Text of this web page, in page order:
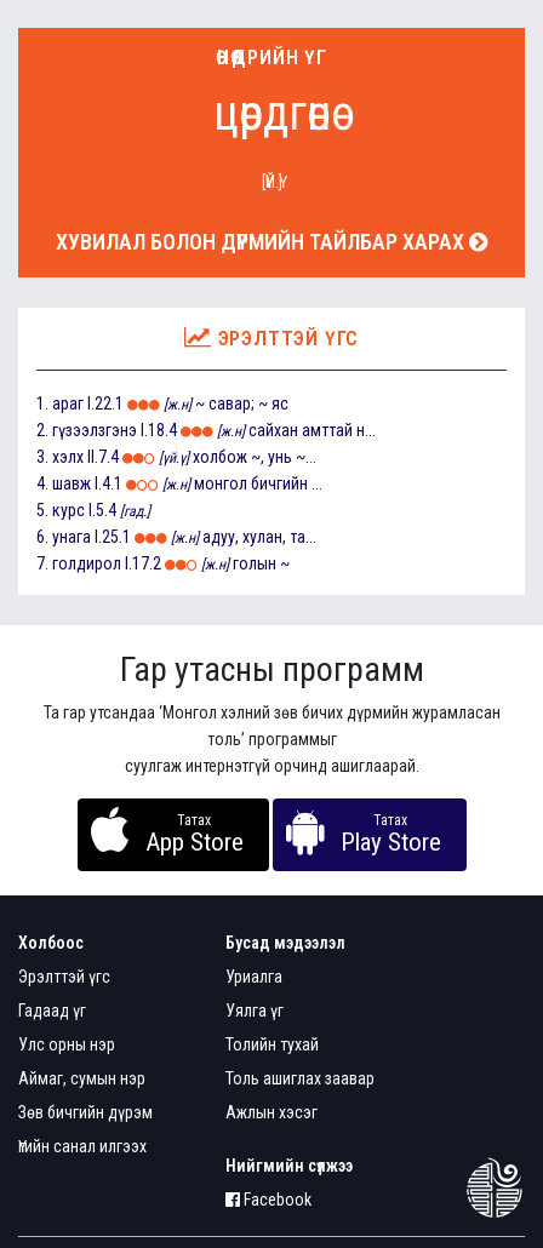
ӨНӨӨДРИЙН ҮГ
цөрдгөнө
[ҮЙ.Ү]
ХУВИЛАЛ БОЛОН ДҮРМИЙН ТАЙЛБАР ХАРАХ
ЭРЭЛТТЭЙ ҮГС
1. араг I.22.1 [ж.н] ~ савар; ~ яс
2. гүзээлзгэнэ I.18.4 [ж.н] сайхан амттай н...
3. хэлх II.7.4 [үй.ү] холбож ~, унь ~...
4. шавж I.4.1 [ж.н] монгол бичгийн ...
5. курс I.5.4 [гад.]
6. унага I.25.1 [ж.н] адуу, хулан, та...
7. голдирол I.17.2 [ж.н] голын ~
Гар утасны программ
Та гар утсандаа ‘Монгол хэлний зөв бичих дүрмийн журамласан
толь’ программыг
суулгаж интернэтгүй орчинд ашиглаарай.
Татах
App Store
Татах
Play Store
Холбоос
Эрэлттэй үгс
Гадаад үг
Улс орны нэр
Аймаг, сумын нэр
Зөв бичгийн дүрэм
Үгийн санал илгээх
Бусад мэдээлэл
Уриалга
Уялга үг
Толийн тухай
Толь ашиглах заавар
Ажлын хэсэг
Нийгмийн сүлжээ
Facebook